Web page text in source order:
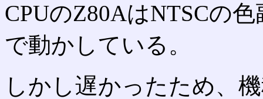
CPUのZ80AはNTSCの
で動かしている。
しかし遅かったため、